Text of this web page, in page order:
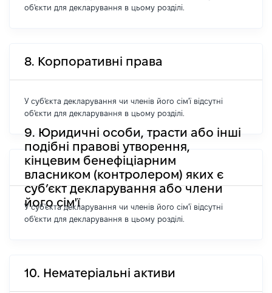
об'єкти для декларування в цьому розділі.
8. Корпоративні права
У суб'єкта декларування чи членів його сім'ї відсутні
об'єкти для декларування в цьому розділі.
9. Юридичні особи, трасти або інші
подібні правові утворення,
кінцевим бенефіціарним
власником (контролером) яких є
суб’єкт декларування або члени
його сім'ї
У суб'єкта декларування чи членів його сім'ї відсутні
об'єкти для декларування в цьому розділі.
10. Нематеріальні активи